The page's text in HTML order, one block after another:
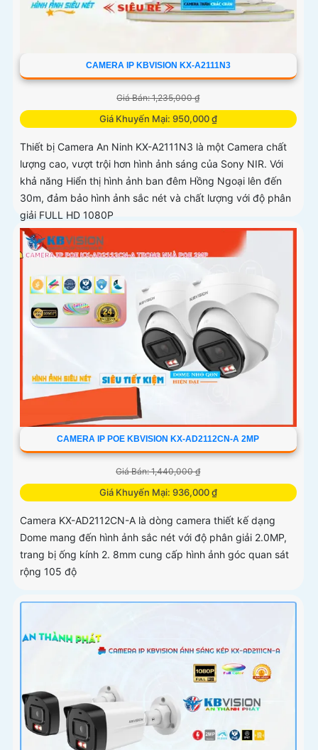
CAMERA IP KBVISION KX-A2111N3
Giá Bán: 1,235,000 ₫
Giá Khuyến Mại: 950,000 ₫
Thiết bị Camera An Ninh KX-A2111N3 là một Camera chất
lượng cao, vượt trội hơn hình ảnh sáng của Sony NIR. Với
khả năng Hiển thị hình ảnh ban đêm Hồng Ngoại lên đến
30m, đảm bảo hình ảnh sắc nét và chất lượng với độ phân
giải FULL HD 1080P
CAMERA IP POE KBVISION KX-AD2112CN-A 2MP
Giá Bán: 1,440,000 ₫
Giá Khuyến Mại: 936,000 ₫
Camera KX-AD2112CN-A là dòng camera thiết kế dạng
Dome mang đến hình ảnh sắc nét với độ phân giải 2.0MP,
trang bị ống kính 2. 8mm cung cấp hình ảnh góc quan sát
rộng 105 độ